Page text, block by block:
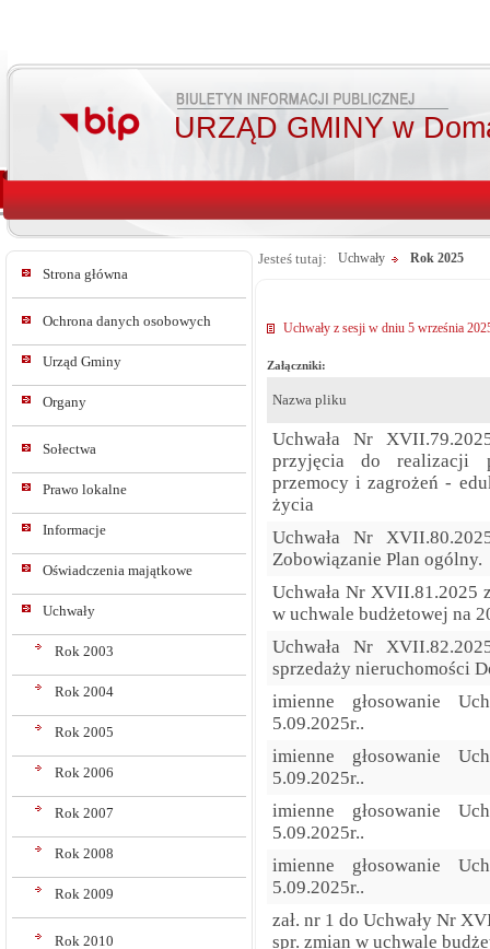
URZĄD GMINY w
Strona główna
Ochrona danych osobowych
Urząd Gminy
Organy
Sołectwa
Prawo lokalne
Informacje
Oświadczenia majątkowe
Uchwały
Rok 2003
Rok 2004
Rok 2005
Rok 2006
Rok 2007
Rok 2008
Rok 2009
Rok 2010
Jesteś tutaj: Uchwały Rok 2025
Uchwały z sesji w dniu 5 września
Załączniki:
Nazwa pliku
Uchwała Nr
przyjęcia do realizacji
przemocy i zagrożeń -
życia
Uchwała Nr
Zobowiązanie Plan ogólny.
Uchwała Nr XVII.81.2025
w uchwale budżetowej na
Uchwała Nr
sprzedaży nieruchomości
imienne głosowanie
5.09.2025r..
imienne głosowanie
5.09.2025r..
imienne głosowanie
5.09.2025r..
imienne głosowanie
5.09.2025r..
zał. nr 1 do Uchwały Nr
spr. zmian w uchwale